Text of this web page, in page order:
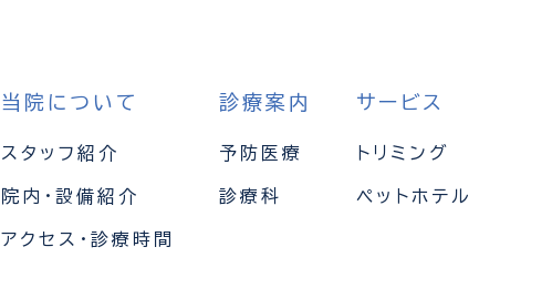
当院について
スタッフ紹介
院内・設備紹介
アクセス・診療時間
診療案内
予防医療
診療科
サービス
トリミング
ペットホテル